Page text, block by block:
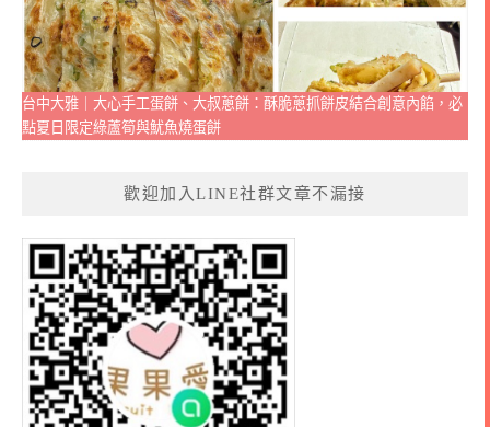
台中大雅｜大心手工蛋餅、大叔蔥餅：酥脆蔥抓餅皮結合創意內餡，必
點夏日限定綠蘆筍與魷魚燒蛋餅
歡迎加入LINE社群文章不漏接